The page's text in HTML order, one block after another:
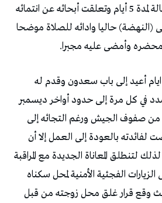
وقد استمر علی تلك الحالة لمدة 5 أیام وتعلقت أبحاثه عن انتمائه
(النهضة) حاليا وادائه للصلاة موضحا
وأمضی علیه مجبرا.
أعید إلی باب سعدون وقدم له
في كل مرة إلی حدود أواخر دیسمبر
من صفوف الجیش ورغم التجائه إلی
لفائدته بالعودة إلی العمل إلا أن
لتنطلق المعاناة الجدیدة مع المراقبة
الزیارات الفجئية الأمنیة لمحل سكناه
وقع قرار غلق محل زوجته من قبل